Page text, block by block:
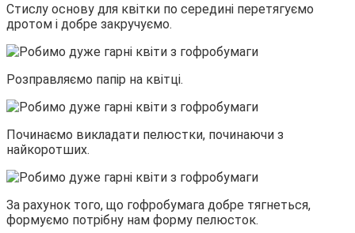
Стислу основу для квітки по середині перетягуємо
дротом і добре закручуємо.
Розправляємо папір на квітці.
Починаємо викладати пелюстки, починаючи з
найкоротших.
За рахунок того, що гофробумага добре тягнеться,
формуємо потрібну нам форму пелюсток.